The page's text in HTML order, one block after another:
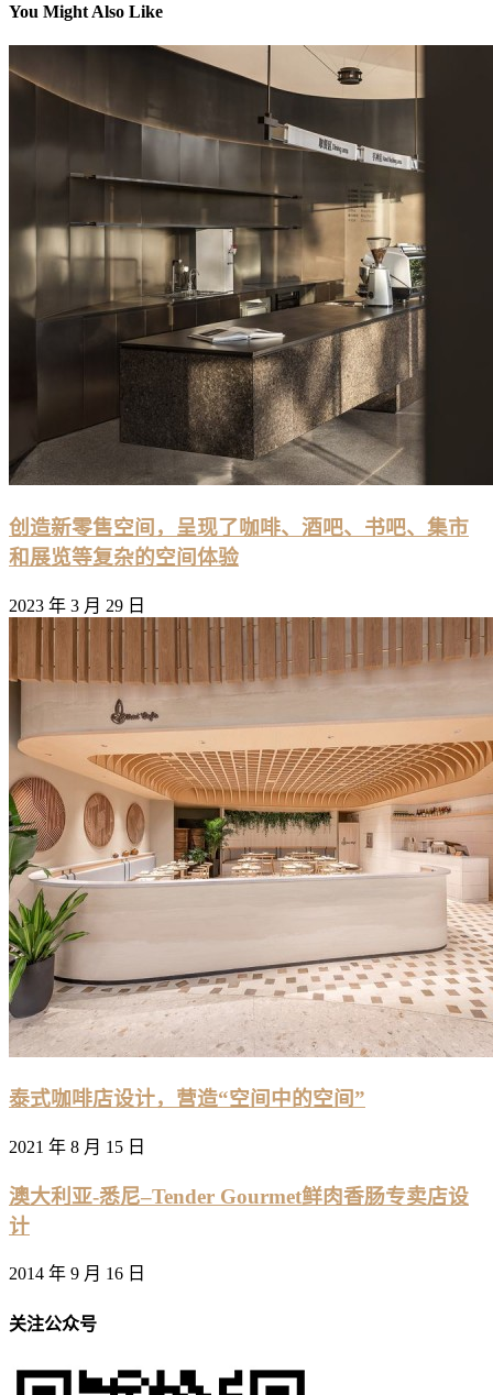
You Might Also Like
创造新零售空间，呈现了咖啡、酒吧、书吧、集市
和展览等复杂的空间体验
2023 年 3 月 29 日
泰式咖啡店设计，营造“空间中的空间”
2021 年 8 月 15 日
澳大利亚-悉尼–Tender Gourmet鲜肉香肠专卖店设
计
2014 年 9 月 16 日
关注公众号